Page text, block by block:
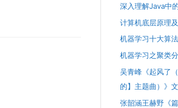
深入理解Java中
计算机底层原理
机器学习十大算
机器学习之聚类
吴青峰《起风了
的】主题曲）》
张韶涵王赫野《